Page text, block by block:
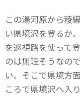
この湯河原から稜
い県境沢を登るか
を巡視路を使って
のは無理そうなの
い、そこで県境方
ころで県境沢へ入